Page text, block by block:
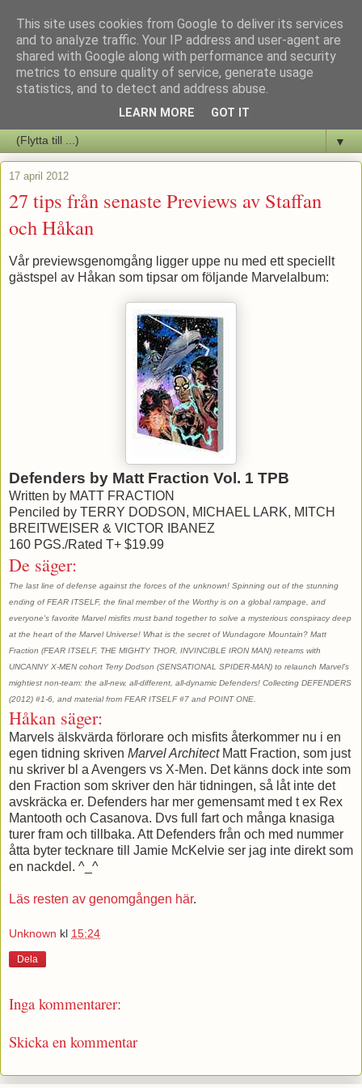
Staffars Seriers Blog
Vi skriver om serienyheter av alla de slag samt om vad som sker i
▼
17 april 2012
27 tips från senaste Previews av Staffan
och Håkan
Vår previewsgenomgång ligger uppe nu med ett speciellt
gästspel av Håkan som tipsar om följande Marvelalbum:
Defenders by Matt Fraction Vol. 1 TPB
Written by MATT FRACTION
Penciled by TERRY DODSON, MICHAEL LARK, MITCH
BREITWEISER & VICTOR IBANEZ
160 PGS./Rated T+ $19.99
De säger:
The last line of defense against the forces of the unknown! Spinning out of the stunning
ending of FEAR ITSELF, the final member of the Worthy is on a global rampage, and
everyone's favorite Marvel misfits must band together to solve a mysterious conspiracy deep
at the heart of the Marvel Universe! What is the secret of Wundagore Mountain? Matt
Fraction (FEAR ITSELF, THE MIGHTY THOR, INVINCIBLE IRON MAN) reteams with
UNCANNY X-MEN cohort Terry Dodson (SENSATIONAL SPIDER-MAN) to relaunch Marvel's
mightiest non-team: the all-new, all-different, all-dynamic Defenders! Collecting DEFENDERS
(2012) #1-6, and material from FEAR ITSELF #7 and POINT ONE.
Håkan säger:
Marvels älskvärda förlorare och misfits återkommer nu i en
egen tidning skriven Marvel ArchitectMatt Fraction, som just
nu skriver bl a Avengers vs X-Men. Det känns dock inte som
den Fraction som skriver den här tidningen, så låt inte det
avskräcka er. Defenders har mer gemensamt med t ex Rex
Mantooth och Casanova. Dvs full fart och många knasiga
turer fram och tillbaka. Att Defenders från och med nummer
åtta byter tecknare till Jamie McKelvie ser jag inte direkt som
en nackdel. ^_^
Läs resten av genomgången här.
Unknown kl 15:24
Dela
Inga kommentarer:
Skicka en kommentar
This site uses cookies from Google to deliver its services
and to analyze traffic. Your IP address and user-agent are
shared with Google along with performance and security
metrics to ensure quality of service, generate usage
statistics, and to detect and address abuse.
LEARN MORE GOT IT